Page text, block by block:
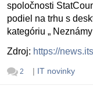
spoločnosti
podiel na trhu s
kategóriu „
Zdroj: https://
2 | IT novinky